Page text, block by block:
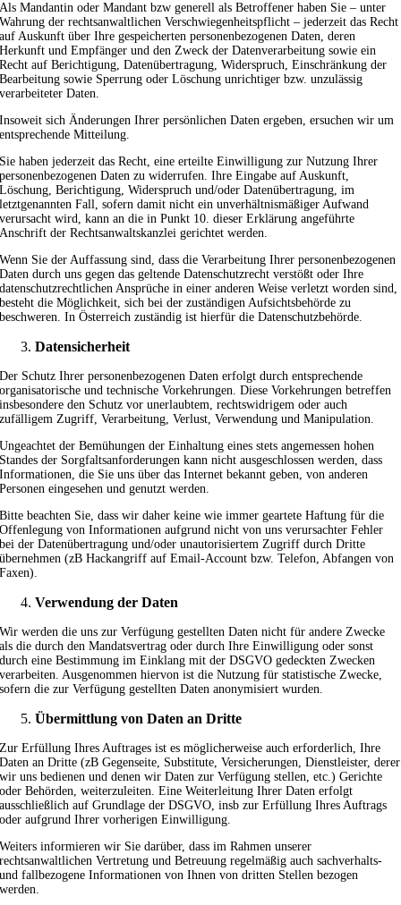
Als Mandantin oder Mandant bzw generell als Betroffener haben Sie – unter
Wahrung der rechtsanwaltlichen Verschwiegenheitspflicht – jederzeit das Recht
auf Auskunft über Ihre gespeicherten personenbezogenen Daten, deren
Herkunft und Empfänger und den Zweck der Datenverarbeitung sowie ein
Recht auf Berichtigung, Datenübertragung, Widerspruch, Einschränkung der
Bearbeitung sowie Sperrung oder Löschung unrichtiger bzw. unzulässig
verarbeiteter Daten.
Insoweit sich Änderungen Ihrer persönlichen Daten ergeben, ersuchen wir um
entsprechende Mitteilung.
Sie haben jederzeit das Recht, eine erteilte Einwilligung zur Nutzung Ihrer
personenbezogenen Daten zu widerrufen. Ihre Eingabe auf Auskunft,
Löschung, Berichtigung, Widerspruch und/oder Datenübertragung, im
letztgenannten Fall, sofern damit nicht ein unverhältnismäßiger Aufwand
verursacht wird, kann an die in Punkt 10. dieser Erklärung angeführte
Anschrift der Rechtsanwaltskanzlei gerichtet werden.
Wenn Sie der Auffassung sind, dass die Verarbeitung Ihrer personenbezogenen
Daten durch uns gegen das geltende Datenschutzrecht verstößt oder Ihre
datenschutzrechtlichen Ansprüche in einer anderen Weise verletzt worden sind,
besteht die Möglichkeit, sich bei der zuständigen Aufsichtsbehörde zu
beschweren. In Österreich zuständig ist hierfür die Datenschutzbehörde.
Datensicherheit
Der Schutz Ihrer personenbezogenen Daten erfolgt durch entsprechende
organisatorische und technische Vorkehrungen. Diese Vorkehrungen betreffen
insbesondere den Schutz vor unerlaubtem, rechtswidrigem oder auch
zufälligem Zugriff, Verarbeitung, Verlust, Verwendung und Manipulation.
Ungeachtet der Bemühungen der Einhaltung eines stets angemessen hohen
Standes der Sorgfaltsanforderungen kann nicht ausgeschlossen werden, dass
Informationen, die Sie uns über das Internet bekannt geben, von anderen
Personen eingesehen und genutzt werden.
Bitte beachten Sie, dass wir daher keine wie immer geartete Haftung für die
Offenlegung von Informationen aufgrund nicht von uns verursachter Fehler
bei der Datenübertragung und/oder unautorisiertem Zugriff durch Dritte
übernehmen (zB Hackangriff auf Email-Account bzw. Telefon, Abfangen von
Faxen).
Verwendung der Daten
Wir werden die uns zur Verfügung gestellten Daten nicht für andere Zwecke
als die durch den Mandatsvertrag oder durch Ihre Einwilligung oder sonst
durch eine Bestimmung im Einklang mit der DSGVO gedeckten Zwecken
verarbeiten. Ausgenommen hiervon ist die Nutzung für statistische Zwecke,
sofern die zur Verfügung gestellten Daten anonymisiert wurden.
Übermittlung von Daten an Dritte
Zur Erfüllung Ihres Auftrages ist es möglicherweise auch erforderlich, Ihre
Daten an Dritte (zB Gegenseite, Substitute, Versicherungen, Dienstleister, derer
wir uns bedienen und denen wir Daten zur Verfügung stellen, etc.) Gerichte
oder Behörden, weiterzuleiten. Eine Weiterleitung Ihrer Daten erfolgt
ausschließlich auf Grundlage der DSGVO, insb zur Erfüllung Ihres Auftrags
oder aufgrund Ihrer vorherigen Einwilligung.
Weiters informieren wir Sie darüber, dass im Rahmen unserer
rechtsanwaltlichen Vertretung und Betreuung regelmäßig auch sachverhalts-
und fallbezogene Informationen von Ihnen von dritten Stellen bezogen
werden.